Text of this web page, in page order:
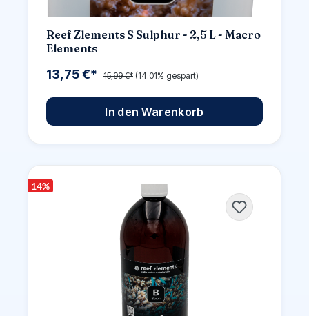
Reef Zlements S Sulphur - 2,5 L - Macro
Elements
13,75 €* 15,99 €* (14.01% gespart)
In den Warenkorb
14%